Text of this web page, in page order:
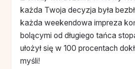
każda Twoja decyzja była
każda weekendowa impreza
bolącymi od długiego tańca
ułożył się w 100 procentach
myśli!